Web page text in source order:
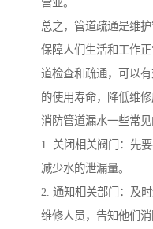
营业。
总之，管道疏通是维
保障人们生活和工作
道检查和疏通，可以
的使用寿命，降低维修
消防管道漏水一些常见
1. 关闭相关阀门：先
减少水的泄漏量。
2. 通知相关部门：及
维修人员，告知他们消